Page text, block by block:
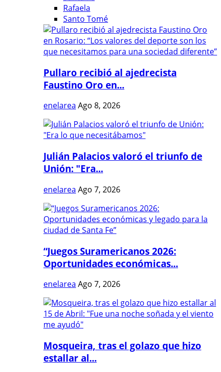
Rafaela
Santo Tomé
Pullaro recibió al ajedrecista
Faustino Oro en...
enelarea Ago 8, 2026
Julián Palacios valoró el triunfo de
Unión: "Era...
enelarea Ago 7, 2026
“Juegos Suramericanos 2026:
Oportunidades económicas...
enelarea Ago 7, 2026
Mosqueira, tras el golazo que hizo
estallar al...